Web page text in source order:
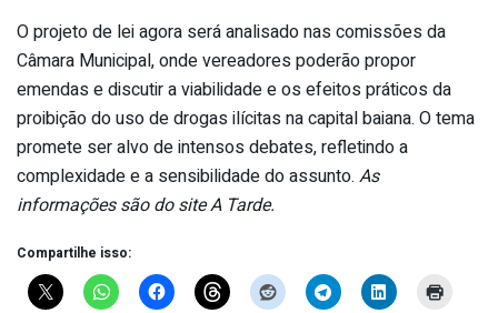
O projeto de lei agora será analisado nas comissões da
Câmara Municipal, onde vereadores poderão propor
emendas e discutir a viabilidade e os efeitos práticos da
proibição do uso de drogas ilícitas na capital baiana. O tema
promete ser alvo de intensos debates, refletindo a
complexidade e a sensibilidade do assunto. As
informações são do site A Tarde.
Compartilhe isso: